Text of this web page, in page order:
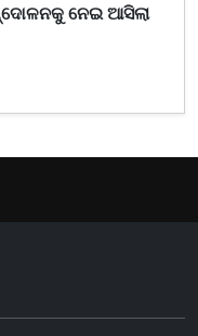
ନେଇ ଆସିଲା